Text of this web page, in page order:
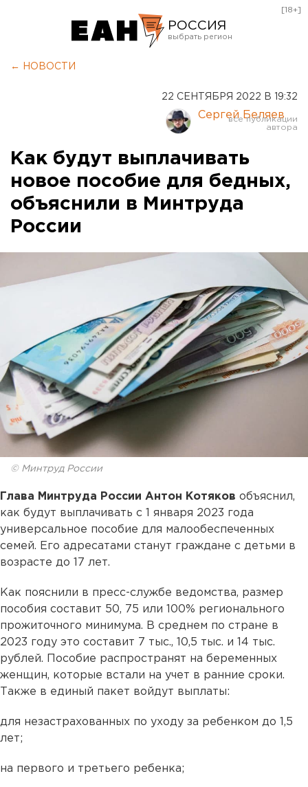
РОССИЯ
Курган
Оренбург
[18+]
← НОВОСТИ
22 СЕНТЯБРЯ 2022 В 19:32
Сергей Беляев
Как будут выплачивать
новое пособие для бедных,
объяснили в Минтруда
России
© Минтруд России
Глава Минтруда России Антон Котяков объяснил,
как будут выплачивать с 1 января 2023 года
универсальное пособие для малообеспеченных
семей. Его адресатами станут граждане с детьми в
возрасте до 17 лет.
Как пояснили в пресс-службе ведомства, размер
пособия составит 50, 75 или 100% регионального
прожиточного минимума. В среднем по стране в
2023 году это составит 7 тыс., 10,5 тыс. и 14 тыс.
рублей. Пособие распространят на беременных
женщин, которые встали на учет в ранние сроки.
Также в единый пакет войдут выплаты:
для незастрахованных по уходу за ребенком до 1,5
лет;
на первого и третьего ребенка;